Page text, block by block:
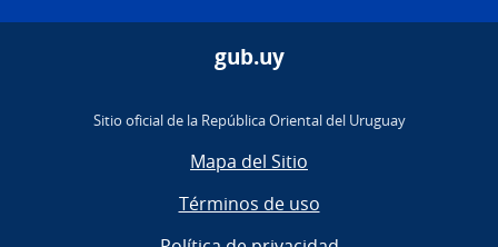
gub.uy
Sitio oficial de la República Oriental del Uruguay
Mapa del Sitio
Términos de uso